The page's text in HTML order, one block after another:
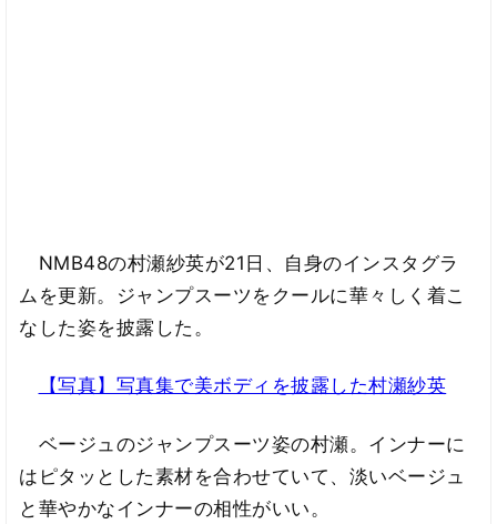
NMB48の村瀬紗英が21日、自身のインスタグラ
ムを更新。ジャンプスーツをクールに華々しく着こ
なした姿を披露した。
【写真】写真集で美ボディを披露した村瀬紗英
ベージュのジャンプスーツ姿の村瀬。インナーに
はピタッとした素材を合わせていて、淡いベージュ
と華やかなインナーの相性がいい。